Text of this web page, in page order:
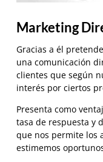
Marketing
Gracias a él
una comunicación
clientes que según
interés por ciertos
Presenta como
tasa de respuesta y
que nos permite los
estimemos